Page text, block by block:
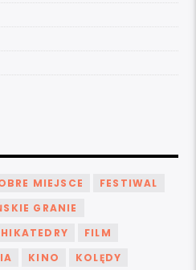
MIEJSCE
FESTIWAL
GRANIE
FILM
KINO
KOLĘDY